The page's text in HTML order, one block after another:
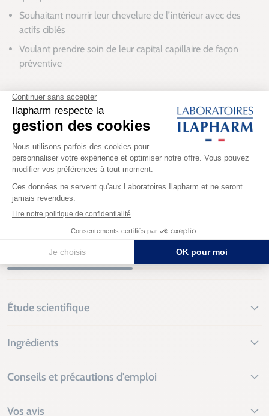
Souhaitant nourrir leur chevelure de l’intérieur avec des
actifs ciblés
Voulant prendre soin de leur capital capillaire de façon
préventive
Les plus de notre produit
Formule complète et spécifique pour les hommes
Action à 3 niveaux : santé du follicule, croissance &
maintien, structure de la fibre capillaire
Fabriqué en France
Étude scientifique
Ingrédients
Conseils et précautions d'emploi
Vos avis